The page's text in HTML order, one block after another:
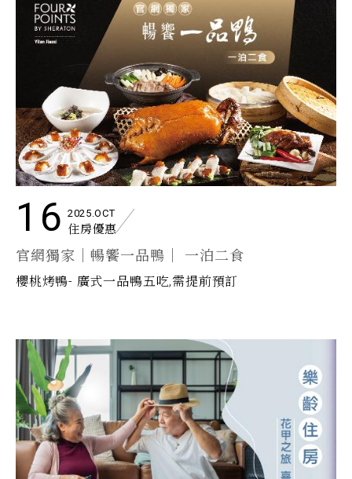
16 2025.OCT
住房優惠
官網獨家｜暢饗一品鴨｜ 一泊二食
櫻桃烤鴨- 廣式一品鴨五吃,需提前預訂